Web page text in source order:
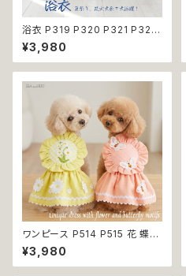
浴衣 P319 P320 P321 P322
和装 和柄 男の子 ネイビー ブル
ー ホワイト ブラック ドッグ ウェ
ア ドッグウエア 犬 猫 ペット 服
ン 龍 富士 山 小型犬 子犬 仔犬
夏 返品交換不可
¥3,980
ワンピース P514 P515 花 蝶
ハンドメイド ピンク イエローグ
リーン レース ドッグウェア 春夏
ドッグウエア ドッグ ウェア 犬 猫
¥3,980